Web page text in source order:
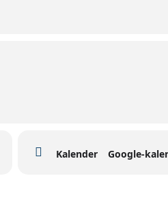
Kalender Google-